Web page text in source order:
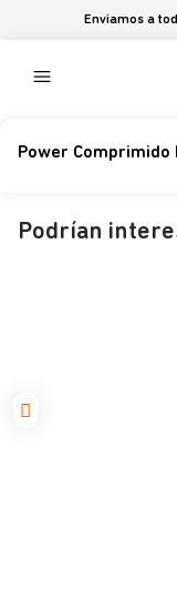
Enviamos a
Power
Podrían